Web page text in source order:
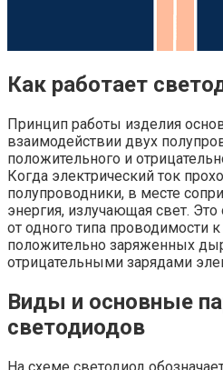
Как работает
Принцип работы изделия
взаимодействии двух
положительного и
Когда электрический ток
полупроводники, в месте
энергия, излучающая свет.
от одного типа проводимости
положительно заряженных
отрицательными зарядами
Виды и основные
светодиодов